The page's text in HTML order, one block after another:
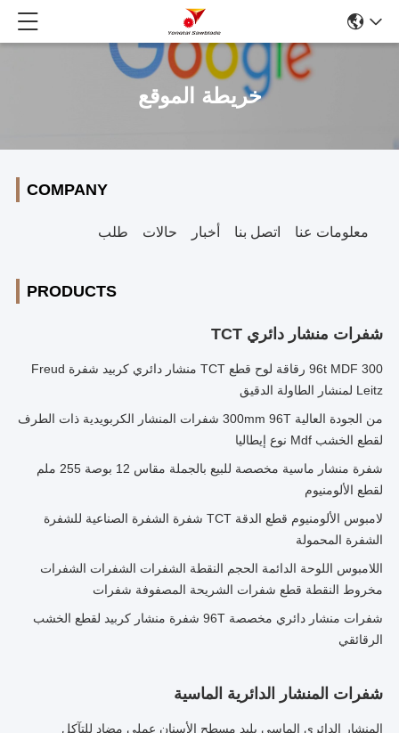
خريطة الموقع
COMPANY
معلومات عنا اتصل بنا أخبار حالات طلب
PRODUCTS
شفرات منشار دائري TCT
300 96t MDF رقاقة لوح قطع TCT منشار دائري كربيد شفرة Freud
Leitz لمنشار الطاولة الدقيق
من الجودة العالية 300mm 96T شفرات المنشار الكربويدية ذات الطرف
لقطع الخشب Mdf نوع إيطاليا
شفرة منشار ماسية مخصصة للبيع بالجملة مقاس 12 بوصة 255 ملم
لقطع الألومنيوم
لامبوس الألومنيوم قطع الدقة TCT شفرة الشفرة الصناعية للشفرة
الشفرة المحمولة
اللامبوس اللوحة الدائمة الحجم النقطة الشفرات الشفرات الشفرات
مخروط النقطة قطع شفرات الشريحة المصفوفة شفرات
شفرات منشار دائري مخصصة 96T شفرة منشار كربيد لقطع الخشب
الرقائقي
شفرات المنشار الدائرية الماسية
المنشار الدائري الماسي بليد مسطح الأسنان عملي مضاد للتآكل